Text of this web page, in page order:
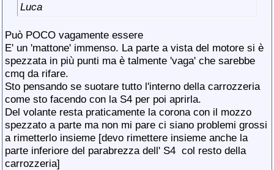
Luca
Può POCO vagamente essere
E' un 'mattone' immenso. La parte a vista del motore si è
spezzata in più punti ma è talmente 'vaga' che sarebbe
cmq da rifare.
Sto pensando se suotare tutto l'interno della carrozzeria
come sto facendo con la S4 per poi aprirla.
Del volante resta praticamente la corona con il mozzo
spezzato a parte ma non mi pare ci siano problemi grossi
a rimetterlo insieme [devo rimettere insieme anche la
parte inferiore del parabrezza dell' S4 col resto della
carrozzeria]